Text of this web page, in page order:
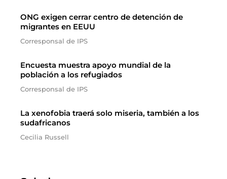
ONG exigen cerrar centro de detención de
migrantes en EEUU
Corresponsal de IPS
Encuesta muestra apoyo mundial de la
población a los refugiados
Corresponsal de IPS
La xenofobia traerá solo miseria, también a los
sudafricanos
Cecilia Russell